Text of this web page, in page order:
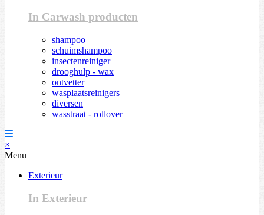
In Carwash producten
shampoo
schuimshampoo
insectenreiniger
drooghulp - wax
ontvetter
wasplaatsreinigers
diversen
wasstraat - rollover
×
Menu
Exterieur
In Exterieur